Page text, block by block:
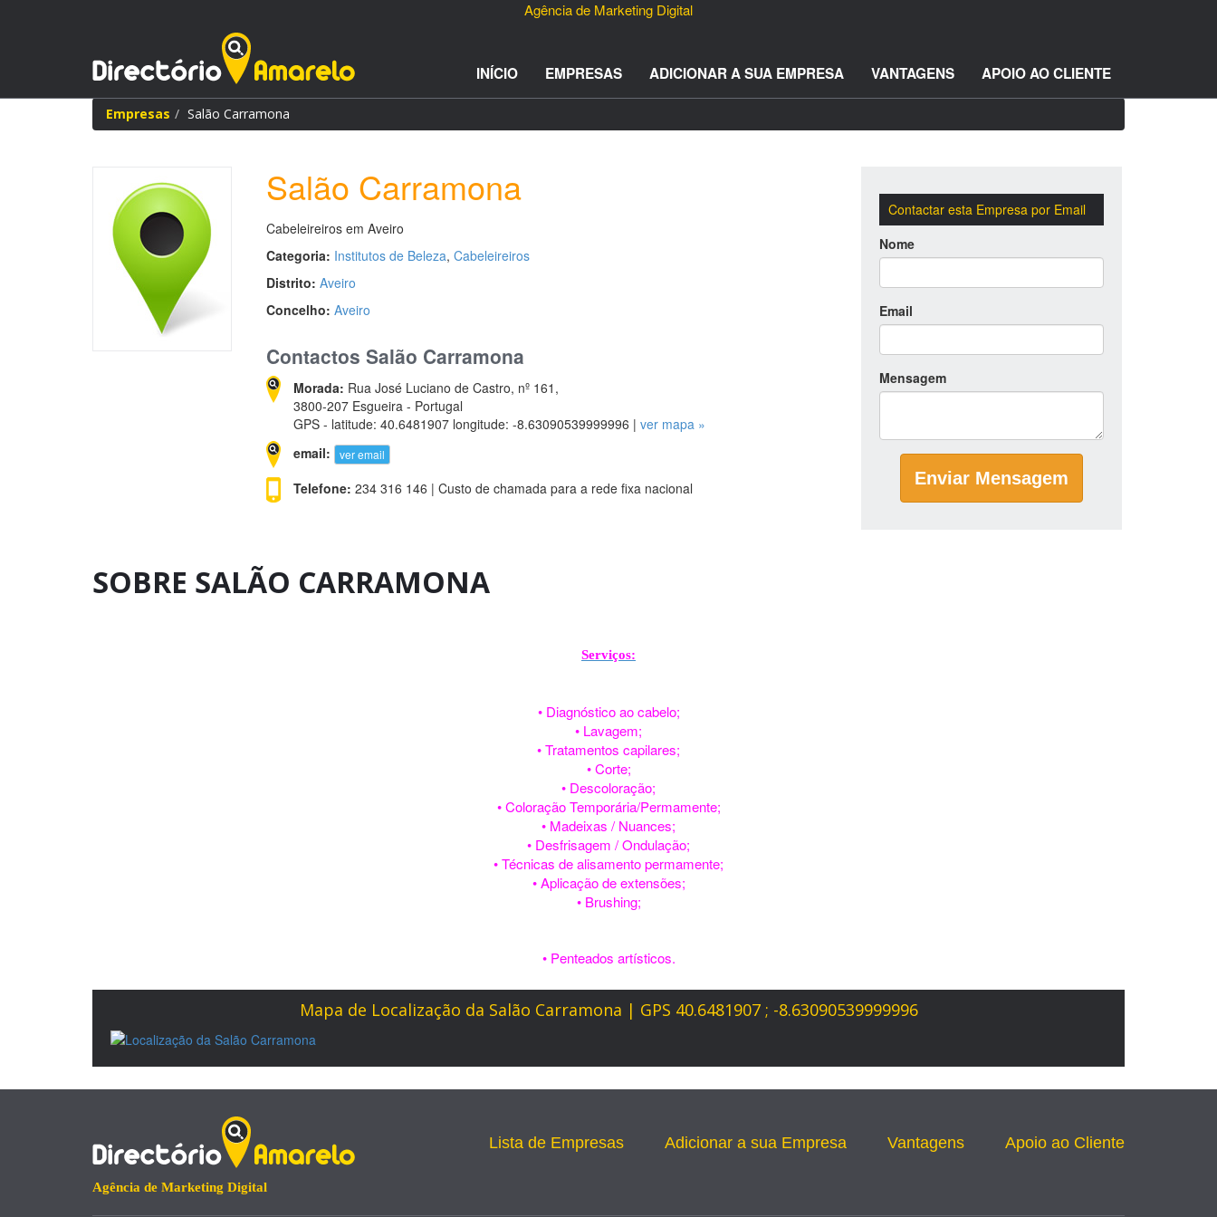
Agência de Marketing Digital
INÍCIO EMPRESAS ADICIONAR A SUA EMPRESA VANTAGENS APOIO AO CLIENTE
Empresas Salão Carramona
Salão Carramona
Cabeleireiros em Aveiro
Categoria: Institutos de Beleza, Cabeleireiros
Distrito: Aveiro
Concelho: Aveiro
Contactos Salão Carramona
Morada: Rua José Luciano de Castro, nº 161,
3800-207 Esgueira - Portugal
GPS - latitude: 40.6481907 longitude: -8.63090539999996 | ver mapa »
email:
ver email
Telefone: 234 316 146 | Custo de chamada para a rede fixa nacional
Contactar esta Empresa por Email
Nome
Email
Mensagem
Enviar Mensagem
SOBRE SALÃO CARRAMONA
Serviços:
• Diagnóstico ao cabelo;
• Lavagem;
• Tratamentos capilares;
• Corte;
• Descoloração;
• Coloração Temporária/Permamente;
• Madeixas / Nuances;
• Desfrisagem / Ondulação;
• Técnicas de alisamento permamente;
• Aplicação de extensões;
• Brushing;
• Penteados artísticos.
Mapa de Localização da Salão Carramona | GPS 40.6481907 ; -8.63090539999996
Agência de Marketing Digital
Lista de Empresas Adicionar a sua Empresa Vantagens Apoio ao Cliente